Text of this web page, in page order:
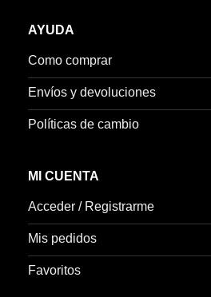
AYUDA
Como comprar
Envíos y devoluciones
Políticas de cambio
MI CUENTA
Acceder / Registrarme
Mis pedidos
Favoritos